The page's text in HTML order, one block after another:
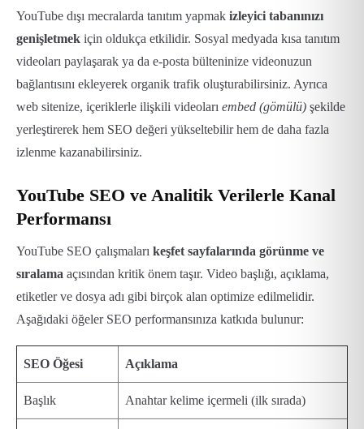
YouTube dışı mecralarda tanıtım yapmak izleyici tabanınızı
genişletmek için oldukça etkilidir. Sosyal medyada kısa tanıtım
videoları paylaşarak ya da e-posta bülteninize videonuzun
bağlantısını ekleyerek organik trafik oluşturabilirsiniz. Ayrıca
web sitenize, içeriklerle ilişkili videoları embed (gömülü) şekilde
yerleştirerek hem SEO değeri yükseltebilir hem de daha fazla
izlenme kazanabilirsiniz.
YouTube SEO ve Analitik Verilerle Kanal
Performansı
YouTube SEO çalışmaları keşfet sayfalarında görünme ve
sıralama açısından kritik önem taşır. Video başlığı, açıklama,
etiketler ve dosya adı gibi birçok alan optimize edilmelidir.
Aşağıdaki öğeler SEO performansınıza katkıda bulunur:
SEO Öğesi Açıklama
Başlık Anahtar kelime içermeli (ilk sırada)